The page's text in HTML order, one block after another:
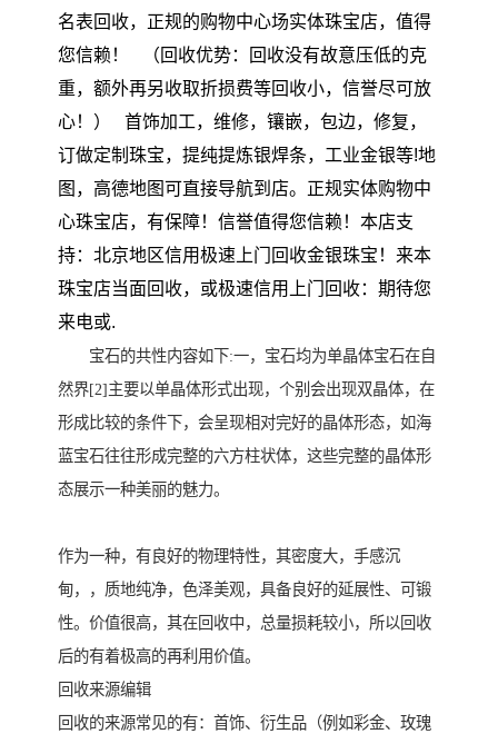
名表回收，正规的购物中心场实体珠宝店，值得
您信赖！ （回收优势：回收没有故意压低的克
重，额外再另收取折损费等回收小，信誉尽可放
心！） 首饰加工，维修，镶嵌，包边，修复，
订做定制珠宝，提纯提炼银焊条，工业金银等!地
图，高德地图可直接导航到店。正规实体购物中
心珠宝店，有保障！信誉值得您信赖！本店支
持：北京地区信用极速上门回收金银珠宝！来本
珠宝店当面回收，或极速信用上门回收：期待您
来电或.
宝石的共性内容如下:一，宝石均为单晶体宝石在自
然界[2]主要以单晶体形式出现，个别会出现双晶体，在
形成比较的条件下，会呈现相对完好的晶体形态，如海
蓝宝石往往形成完整的六方柱状体，这些完整的晶体形
态展示一种美丽的魅力。
作为一种，有良好的物理特性，其密度大，手感沉
甸，，质地纯净，色泽美观，具备良好的延展性、可锻
性。价值很高，其在回收中，总量损耗较小，所以回收
后的有着极高的再利用价值。
回收来源编辑
回收的来源常见的有：首饰、衍生品（例如彩金、玫瑰